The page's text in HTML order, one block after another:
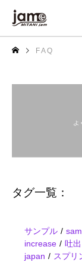
F A Q
タグ一覧：
サンプル
increase
吐出
japan
スプリ